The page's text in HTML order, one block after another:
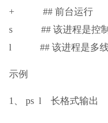
+ ## 前台运行
s ## 该进程是控制
l ## 该进程是多线
示例
1、 ps l 长格式输出